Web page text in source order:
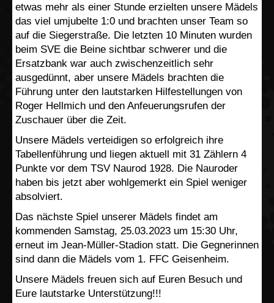
etwas mehr als einer Stunde erzielten unsere Mädels
das viel umjubelte 1:0 und brachten unser Team so
auf die Siegerstraße. Die letzten 10 Minuten wurden
beim SVE die Beine sichtbar schwerer und die
Ersatzbank war auch zwischenzeitlich sehr
ausgedünnt, aber unsere Mädels brachten die
Führung unter den lautstarken Hilfestellungen von
Roger Hellmich und den Anfeuerungsrufen der
Zuschauer über die Zeit.
Unsere Mädels verteidigen so erfolgreich ihre
Tabellenführung und liegen aktuell mit 31 Zählern 4
Punkte vor dem TSV Naurod 1928. Die Nauroder
haben bis jetzt aber wohlgemerkt ein Spiel weniger
absolviert.
Das nächste Spiel unserer Mädels findet am
kommenden Samstag, 25.03.2023 um 15:30 Uhr,
erneut im Jean-Müller-Stadion statt. Die Gegnerinnen
sind dann die Mädels vom 1. FFC Geisenheim.
Unsere Mädels freuen sich auf Euren Besuch und
Eure lautstarke Unterstützung!!!